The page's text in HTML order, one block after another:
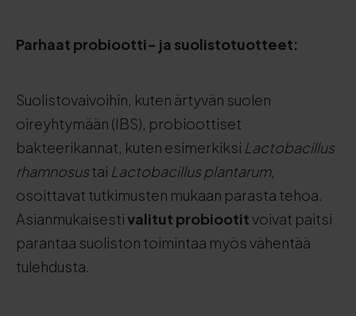
Parhaat probiootti- ja suolistotuotteet:
Suolistovaivoihin, kuten ärtyvän suolen
oireyhtymään (IBS), probioottiset
bakteerikannat, kuten esimerkiksi Lactobacillus
rhamnosustai Lactobacillus plantarum,
osoittavat tutkimusten mukaan parasta tehoa.
Asianmukaisestivalitut probiootitvoivat paitsi
parantaa suoliston toimintaa myös vähentää
tulehdusta.